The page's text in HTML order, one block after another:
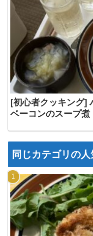
[初心者クッキング]
ベーコンのスープ煮
同じカテゴリの